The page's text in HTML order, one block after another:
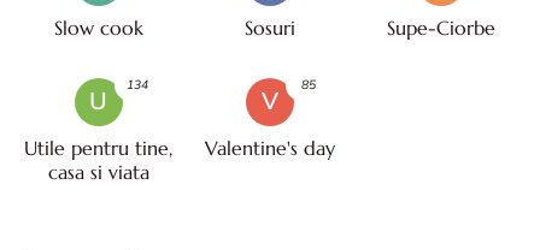
Slow cook Sosuri Supe-Ciorbe
U
Utile pentru tine,
casa si viata
134
V
Valentine's day
85